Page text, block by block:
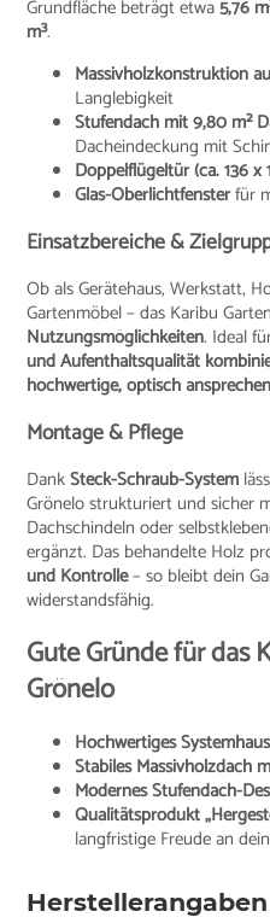
Grundfläche beträgt etwa5,76
m³.
Massivholzkonstruktion
Langlebigkeit
Stufendach mit 9,80 m²
Dacheindeckung mit
Doppelflügeltür (ca. 136 x
Glas-Oberlichtfensterfür
Einsatzbereiche &
Ob als Gerätehaus, Werkstatt,
Gartenmöbel – das Karibu
Nutzungsmöglichkeiten. Ideal
und Aufenthaltsqualität
hochwertige, optisch
Montage & Pflege
DankSteck-Schraub-System
Grönelo strukturiert und sicher
Dachschindeln oder
ergänzt. Das behandelte Holz
und Kontrolle– so bleibt dein
widerstandsfähig.
Gute Gründe für das
Grönelo
Hochwertiges
Stabiles Massivholzdach
Modernes Stufendach-
Qualitätsprodukt
langfristige Freude an
Herstellerangaben